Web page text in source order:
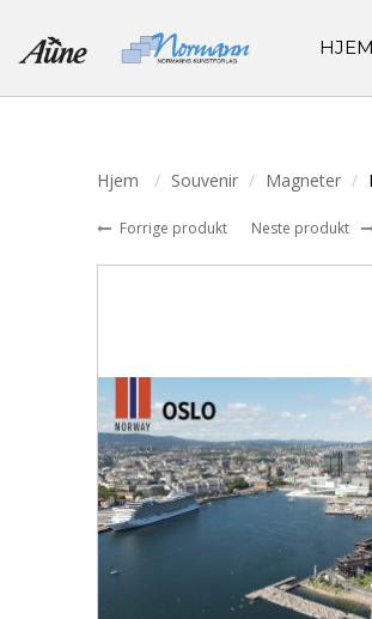
HJEM
Hjem Souvenir Magneter
Forrige produkt Neste produkt